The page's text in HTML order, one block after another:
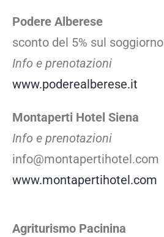
Podere Alberese
sconto del 5% sul soggiorno
Info e prenotazioni
www.poderealberese.it
Montaperti Hotel Siena
Info e prenotazioni
info@montapertihotel.com
www.montapertihotel.com
Agriturismo Pacinina